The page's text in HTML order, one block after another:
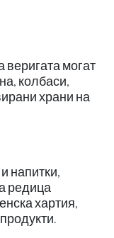
веригата могат
колбаси,
храни на
напитки,
редица
хартия,